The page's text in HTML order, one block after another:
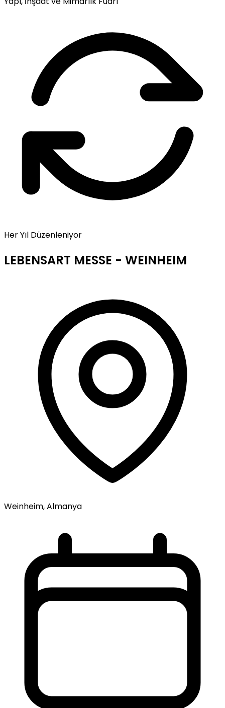
Her Yıl Düzenleniyor
LEBENSART MESSE - WEINHEIM
Weinheim, Almanya